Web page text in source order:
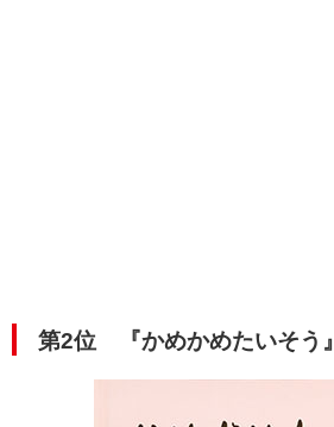
第2位 『かめかめたいそう』